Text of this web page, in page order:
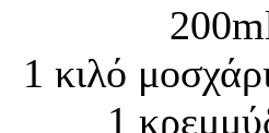
1 κιλό
1